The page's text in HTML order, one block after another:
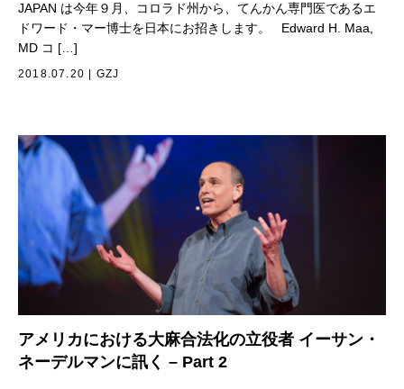
JAPAN は今年９月、コロラド州から、てんかん専門医であるエ
ドワード・マー博士を日本にお招きします。 Edward H. Maa,
MD コ […]
2018.07.20 GZJ
アメリカにおける大麻合法化の立役者 イーサン・
ネーデルマンに訊く – Part 2